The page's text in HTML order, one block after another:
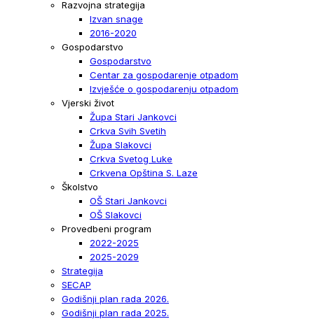
Razvojna strategija
Izvan snage
2016-2020
Gospodarstvo
Gospodarstvo
Centar za gospodarenje otpadom
Izvješće o gospodarenju otpadom
Vjerski život
Župa Stari Jankovci
Crkva Svih Svetih
Župa Slakovci
Crkva Svetog Luke
Crkvena Opština S. Laze
Školstvo
OŠ Stari Jankovci
OŠ Slakovci
Provedbeni program
2022-2025
2025-2029
Strategija
SECAP
Godišnji plan rada 2026.
Godišnji plan rada 2025.